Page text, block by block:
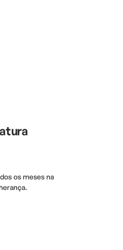
os meses na